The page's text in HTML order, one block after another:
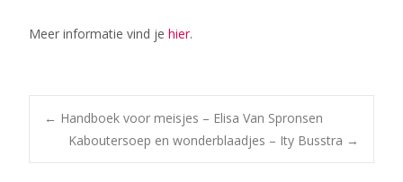
Meer informatie vind je hier.
Bericht
← Handboek voor meisjes – Elisa Van Spronsen
Kaboutersoep en wonderblaadjes – Ity Busstra →